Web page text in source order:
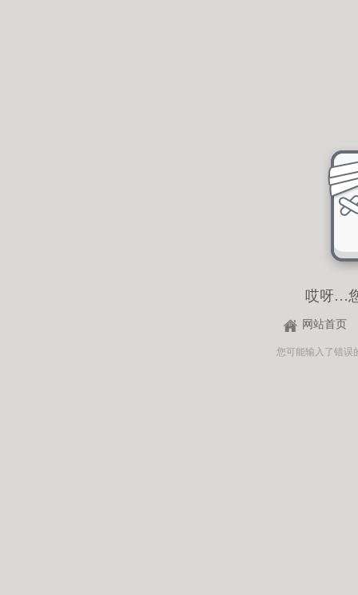
哎呀…
网站首页
您可能输入了错误